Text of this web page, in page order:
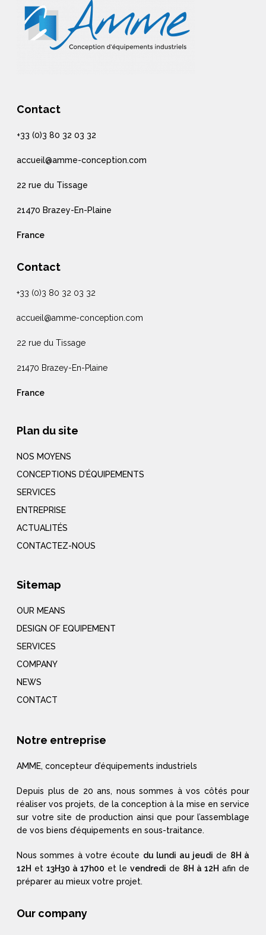
Contact
+33 (0)3 80 32 03 32
accueil@amme-conception.com
22 rue du Tissage
21470 Brazey-En-Plaine
France
Contact
+33 (0)3 80 32 03 32
accueil@amme-conception.com
22 rue du Tissage
21470 Brazey-En-Plaine
France
Plan du site
NOS MOYENS
CONCEPTIONS D’ÉQUIPEMENTS
SERVICES
ENTREPRISE
ACTUALITÉS
CONTACTEZ-NOUS
Sitemap
OUR MEANS
DESIGN OF EQUIPEMENT
SERVICES
COMPANY
NEWS
CONTACT
Notre entreprise
AMME, concepteur d’équipements industriels
Depuis plus de 20 ans, nous sommes à vos côtés pour
réaliser vos projets, de la conception à la mise en service
sur votre site de production ainsi que pour l’assemblage
de vos biens d’équipements en sous-traitance.
Nous sommes à votre écoute du lundi au jeudi de 8H à
12H et 13H30 à 17h00 et le vendredi de 8H à 12H afin de
préparer au mieux votre projet.
Our company